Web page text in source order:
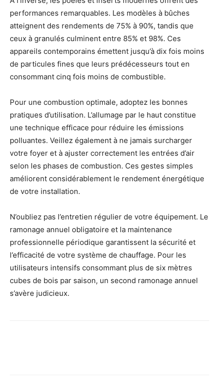
performances remarquables. Les modèles à bûches
atteignent des rendements de 75% à 90%, tandis que
ceux à granulés culminent entre 85% et 98%. Ces
appareils contemporains émettent jusqu’à dix fois moins
de particules fines que leurs prédécesseurs tout en
consommant cinq fois moins de combustible.
Pour une combustion optimale, adoptez les bonnes
pratiques d’utilisation. L’allumage par le haut constitue
une technique efficace pour réduire les émissions
polluantes. Veillez également à ne jamais surcharger
votre foyer et à ajuster correctement les entrées d’air
selon les phases de combustion. Ces gestes simples
améliorent considérablement le rendement énergétique
de votre installation.
N’oubliez pas l’entretien régulier de votre équipement. Le
ramonage annuel obligatoire et la maintenance
professionnelle périodique garantissent la sécurité et
l’efficacité de votre système de chauffage. Pour les
utilisateurs intensifs consommant plus de six mètres
cubes de bois par saison, un second ramonage annuel
s’avère judicieux.